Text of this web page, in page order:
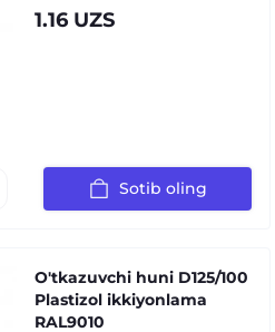
1.16 UZS
Sotib oling
O'tkazuvchi huni D125/100
Plastizol ikkiyonlama
RAL9010